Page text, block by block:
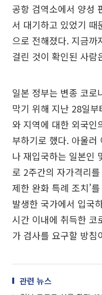
공항 검역소에서 양성
서 대기하고 있었기 때
으로 전해졌다. 지금까
걸린 것이 확인된 사람
일본 정부는 변종 코로
막기 위해 지난 28일
와 지역에 대한 외국인
부하기로 했다. 아울러
나 재입국하는 일본인
로 2주간의 자가격리
제한 완화 특례 조치’
발생한 국가에서 입국
시간 이내에 취득한 코
가 검사를 요구할 방침
관련 뉴스